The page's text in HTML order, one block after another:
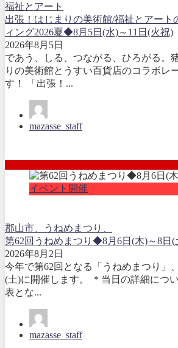
福祉とアート
出張！はじまりの美術館/福祉とアート
ィング2026夏◆8月5日(水)～11日(火祝)
2026年8月5日
であう、しる、つながる、ひろがる。
りの美術館とうすい百貨店のコラボレ
す！ 「出張！...
mazasse_staff
イベント開催
郡山市、うねめまつり、
第62回うねめまつり◆8月6日(木)～8日(
2026年8月2日
今年で第62回となる「うねめまつり」
(土)に開催します。 ＊当日の詳細につ
表とな...
mazasse_staff